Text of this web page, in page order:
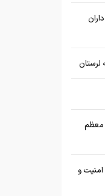
معظم
امنیت و